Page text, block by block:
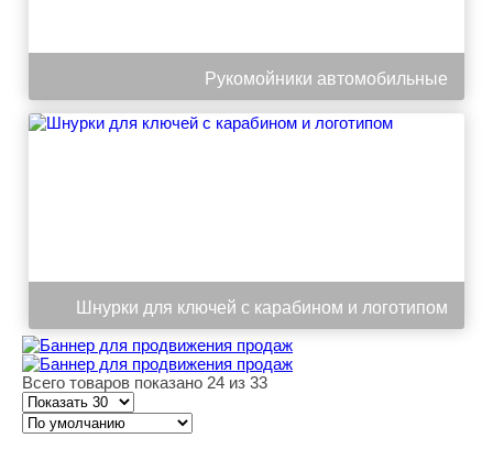
Рукомойники автомобильные
Шнурки для ключей с карабином и логотипом
Всего товаров показано 24 из 33